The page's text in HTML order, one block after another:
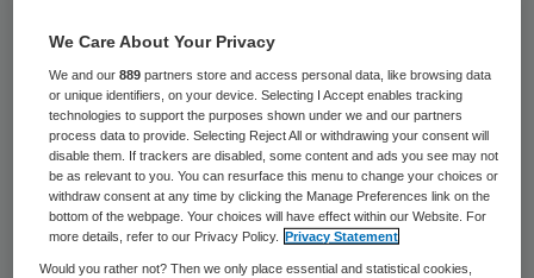
nationale noodtoestand vanwege de
epidemie met het zikavirus en de sterke
toename van hersenafwijkingen bij
pasgeboren baby’s opgeheven. Dat liet het
Braziliaanse ministerie van Gezondheid
donderdag weten.
We Care About Your Privacy
We and our889 partners store and access personal data, like browsing data
or unique identifiers, on your device. Selecting I Accept enables tracking
technologies to support the purposes shown under we and our partners
process data to provide. Selecting Reject All or withdrawing your consent will
disable them. If trackers are disabled, some content and ads you see may not
be as relevant to you. You can resurface this menu to change your choices or
withdraw consent at any time by clicking the Manage Preferences link on the
bottom of the webpage. Your choices will have effect within our Website. For
more details, refer to our Privacy Policy.
Privacy Statement
Would you rather not? Then we only place essential and statistical cookies,